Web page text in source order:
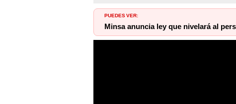
PUEDES VER:
Minsa anuncia ley que nivelará al